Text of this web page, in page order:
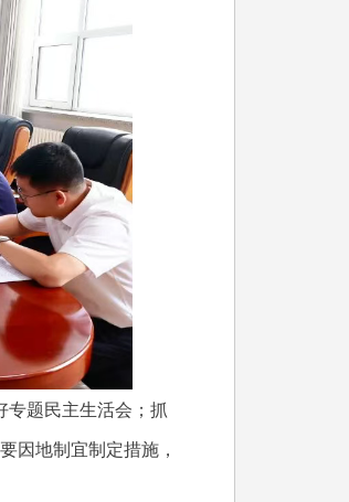
题民主生活会；抓
因地制宜制定措施，